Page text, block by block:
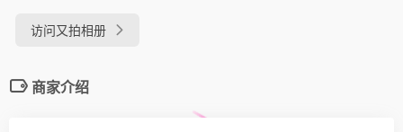
访问又拍相册
商家介绍